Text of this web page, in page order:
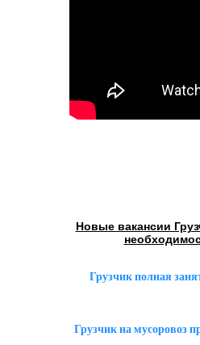
Новые вакансии
Грузчик полная
Грузчик на мусоровоз